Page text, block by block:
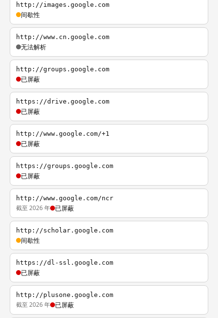
http://images.google.com
间歇性
http://www.cn.google.com
无法解析
http://groups.google.com
已屏蔽
https://drive.google.com
已屏蔽
http://www.google.com/+1
已屏蔽
https://groups.google.com
已屏蔽
http://www.google.com/ncr
截至 2026 年 已屏蔽
http://scholar.google.com
间歇性
https://dl-ssl.google.com
已屏蔽
http://plusone.google.com
截至 2026 年 已屏蔽